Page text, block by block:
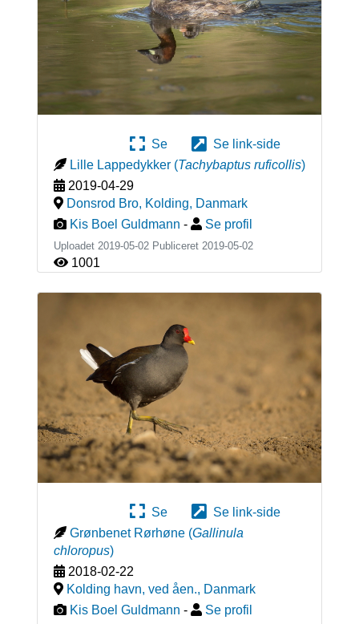
Se
Se link-side
Lille Lappedykker (Tachybaptus ruficollis)
2019-04-29
Donsrod Bro, Kolding, Danmark
Kis Boel Guldmann - Se profil
Uploadet 2019-05-02 Publiceret 2019-05-02
1001
Se
Se link-side
Grønbenet Rørhøne (Gallinula
chloropus)
2018-02-22
Kolding havn, ved åen., Danmark
Kis Boel Guldmann - Se profil